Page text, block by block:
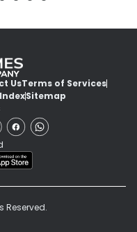
UsTerms of Services
IndexSitemap
Reserved.